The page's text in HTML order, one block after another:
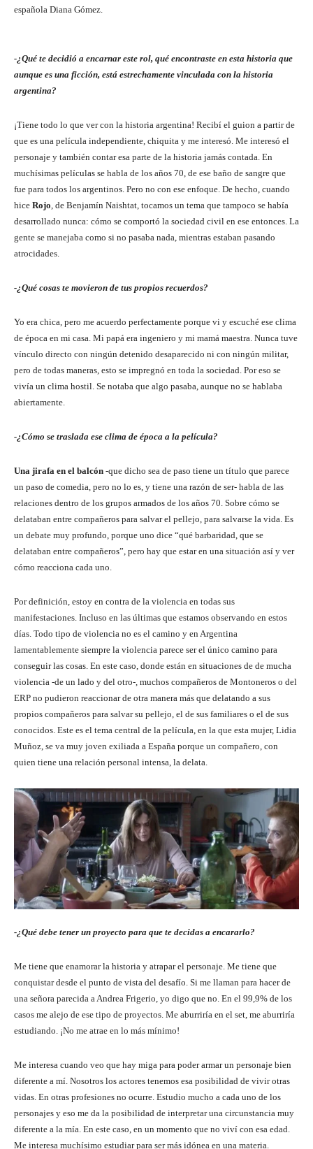
española Diana Gómez.
-¿Qué te decidió a encarnar este rol, qué encontraste en esta historia que
aunque es una ficción, está estrechamente vinculada con la historia
argentina?
¡Tiene todo lo que ver con la historia argentina! Recibí el guion a partir de
que es una película independiente, chiquita y me interesó. Me interesó el
personaje y también contar esa parte de la historia jamás contada. En
muchísimas películas se habla de los años 70, de ese baño de sangre que
fue para todos los argentinos. Pero no con ese enfoque. De hecho, cuando
hice Rojo, de Benjamín Naishtat, tocamos un tema que tampoco se había
desarrollado nunca: cómo se comportó la sociedad civil en ese entonces. La
gente se manejaba como si no pasaba nada, mientras estaban pasando
atrocidades.
-¿Qué cosas te movieron de tus propios recuerdos?
Yo era chica, pero me acuerdo perfectamente porque vi y escuché ese clima
de época en mi casa. Mi papá era ingeniero y mi mamá maestra. Nunca tuve
vínculo directo con ningún detenido desaparecido ni con ningún militar,
pero de todas maneras, esto se impregnó en toda la sociedad. Por eso se
vivía un clima hostil. Se notaba que algo pasaba, aunque no se hablaba
abiertamente.
-¿Cómo se traslada ese clima de época a la película?
Una jirafa en el balcón -que dicho sea de paso tiene un título que parece
un paso de comedia, pero no lo es, y tiene una razón de ser- habla de las
relaciones dentro de los grupos armados de los años 70. Sobre cómo se
delataban entre compañeros para salvar el pellejo, para salvarse la vida. Es
un debate muy profundo, porque uno dice “qué barbaridad, que se
delataban entre compañeros”, pero hay que estar en una situación así y ver
cómo reacciona cada uno.
Por definición, estoy en contra de la violencia en todas sus
manifestaciones. Incluso en las últimas que estamos observando en estos
días. Todo tipo de violencia no es el camino y en Argentina
lamentablemente siempre la violencia parece ser el único camino para
conseguir las cosas. En este caso, donde están en situaciones de de mucha
violencia -de un lado y del otro-, muchos compañeros de Montoneros o del
ERP no pudieron reaccionar de otra manera más que delatando a sus
propios compañeros para salvar su pellejo, el de sus familiares o el de sus
conocidos. Este es el tema central de la película, en la que esta mujer, Lidia
Muñoz, se va muy joven exiliada a España porque un compañero, con
quien tiene una relación personal intensa, la delata.
-¿Qué debe tener un proyecto para que te decidas a encararlo?
Me tiene que enamorar la historia y atrapar el personaje. Me tiene que
conquistar desde el punto de vista del desafío. Si me llaman para hacer de
una señora parecida a Andrea Frigerio, yo digo que no. En el 99,9% de los
casos me alejo de ese tipo de proyectos. Me aburriría en el set, me aburriría
estudiando. ¡No me atrae en lo más mínimo!
Me interesa cuando veo que hay miga para poder armar un personaje bien
diferente a mí. Nosotros los actores tenemos esa posibilidad de vivir otras
vidas. En otras profesiones no ocurre. Estudio mucho a cada uno de los
personajes y eso me da la posibilidad de interpretar una circunstancia muy
diferente a la mía. En este caso, en un momento que no viví con esa edad.
Me interesa muchísimo estudiar para ser más idónea en una materia.